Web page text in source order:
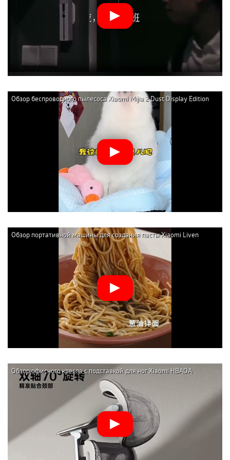
Обзор беспроводного пылесоса Xiaomi Mijia 2 Dust Display Edition
Обзор портативной машины для создания пасты Xiaomi Liven
Wireless Handheld Noodle Press (ML-A410)
Обзор офисного кресла с подставкой для ног Xiaomi HBADA
Ergonomic Computer Chair E3 AIR